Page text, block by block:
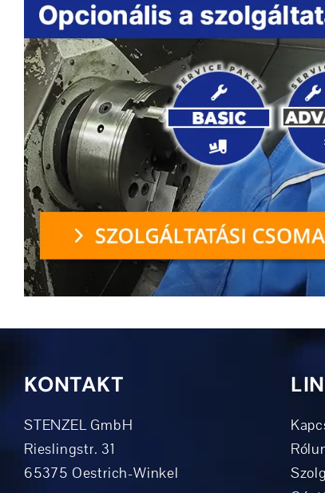
KONTAKT
STENZEL GmbH
Rieslingstr. 31
65375 Oestrich-Winkel